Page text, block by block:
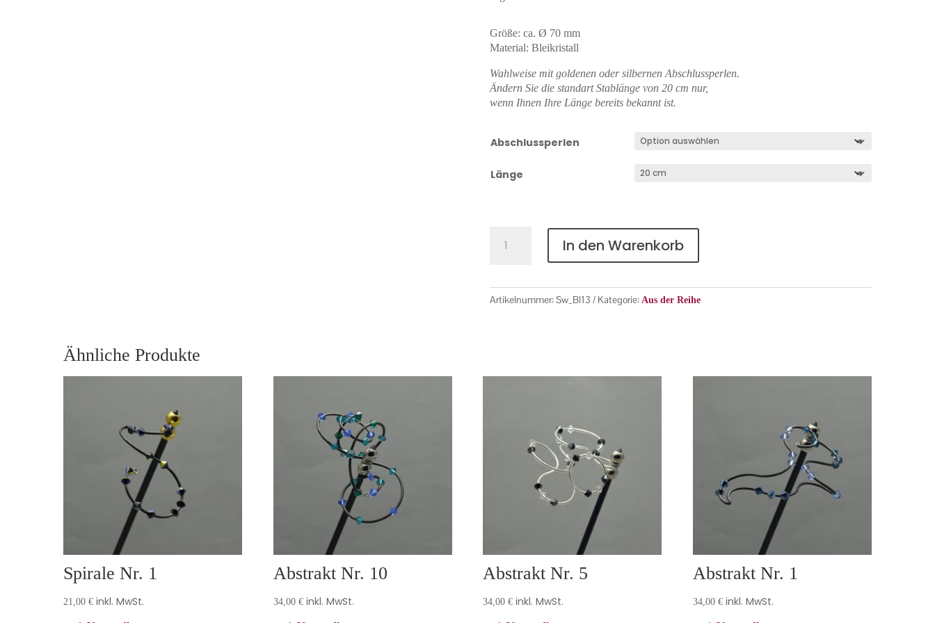
Größe: ca. Ø 70 mm
Material: Bleikristall
Wahlweise mit goldenen oder silbernen Abschlussperlen.
Ändern Sie die standart Stablänge von 20 cm nur,
wenn Ihnen Ihre Länge bereits bekannt ist.
Abschlussperlen
Länge
In den Warenkorb
Artikelnummer:Sw_Bl13 Kategorie: Aus der Reihe
Ähnliche Produkte
Spirale Nr. 1
21,00 € inkl. MwSt.
Abstrakt Nr. 10
34,00 € inkl. MwSt.
Abstrakt Nr. 5
34,00€ inkl. MwSt.
Abstrakt Nr. 1
34,00 € inkl. MwSt.